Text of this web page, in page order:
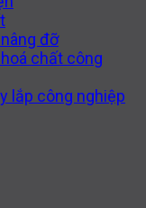
đỡ
chất công
lắp công nghiệp